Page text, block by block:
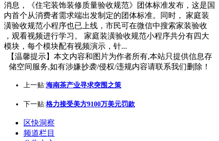
消息，《住宅装饰装修质量验收规范》团体标准发布，这是国
内首个从消费者需求端出发制定的团体标准。同时， 家庭装
潢验收规范小程序也已上线，市民可在微信中搜索家装验收
，观看视频进行学习。 家庭装潢验收规范小程序共分有四大
模块，每个模块配有视频演示，针...
【温馨提示】本文内容和图片为作者所有,本站只提供信息存
储空间服务,如有涉嫌抄袭/侵权/违规内容请联系我们删除！
上一贴:海南茶产业寻求突围之策
下一贴:格力接受美方9100万美元罚款
区快洞察
频道栏目